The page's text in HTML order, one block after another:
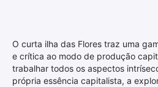
O curta ilha das Flores traz uma
e crítica ao modo de produção
trabalhar todos os aspectos
própria essência capitalista, a